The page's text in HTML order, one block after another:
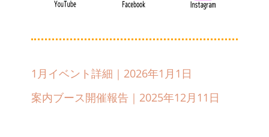
1月イベント詳細｜2026年1月1日
案内ブース開催報告｜2025年12月11日